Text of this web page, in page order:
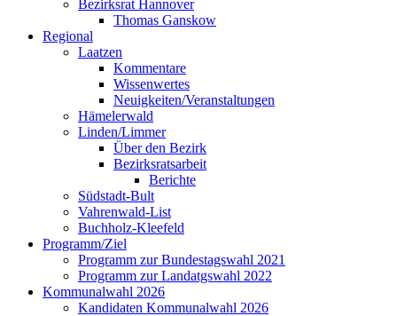
Bezirksrat Hannover
Thomas Ganskow
Regional
Laatzen
Kommentare
Wissenwertes
Neuigkeiten/Veranstaltungen
Hämelerwald
Linden/Limmer
Über den Bezirk
Bezirksratsarbeit
Berichte
Südstadt-Bult
Vahrenwald-List
Buchholz-Kleefeld
Programm/Ziel
Programm zur Bundestagswahl 2021
Programm zur Landatgswahl 2022
Kommunalwahl 2026
Kandidaten Kommunalwahl 2026